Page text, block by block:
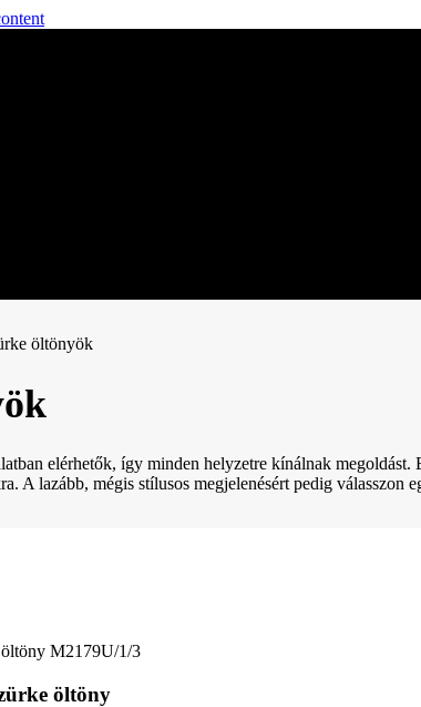
öltönyök
elérhetők, így minden helyzetre kínálnak
A lazább, mégis stílusos megjelenésért pedig válasszon
öltöny